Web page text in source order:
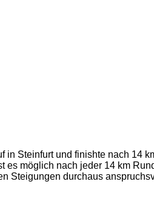
Steinfurt und finishte nach 14
es möglich nach jeder 14 km
Steigungen durchaus